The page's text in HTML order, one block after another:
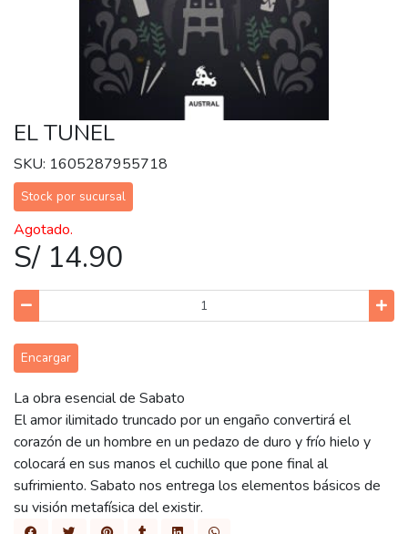
EL TUNEL
SKU: 1605287955718
Stock por sucursal
Agotado.
S/ 14.90
Encargar
La obra esencial de Sabato
El amor ilimitado truncado por un engaño convertirá el
corazón de un hombre en un pedazo de duro y frío hielo y
colocará en sus manos el cuchillo que pone final al
sufrimiento. Sabato nos entrega los elementos básicos de
su visión metafísica del existir.